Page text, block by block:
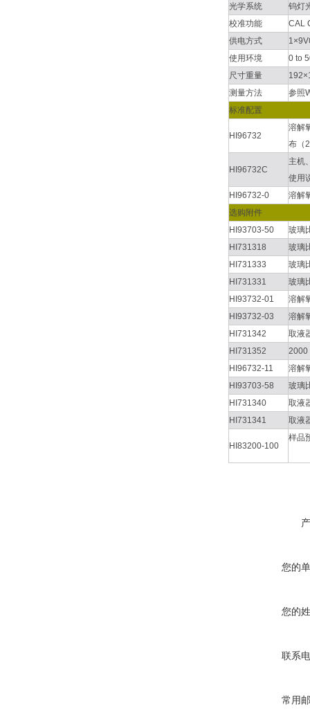
光学系统
钨灯
校准功能
CAL
供电方式
使用环境
0 to
尺寸重量
测量方法
参照
标准配置
HI96732
溶解
布（
HI96732C
主机
使用
HI96732-0
溶解
选购附件
HI93703-50
玻璃
HI731318
玻璃
HI731333
玻璃
HI731331
玻璃
HI93732-01
溶解
HI93732-03
溶解
HI731342
取液
HI731352
2000
HI96732-11
溶解
HI93703-58
玻璃
HI731340
取液
HI731341
取液
HI83200-100
样品
您的
您的
联系
常用